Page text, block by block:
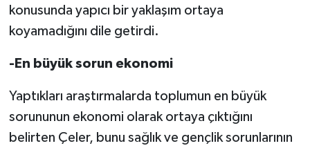
konusunda yapıcı bir yaklaşım ortaya
koyamadığını dile getirdi.
-En büyük sorun ekonomi
Yaptıkları araştırmalarda toplumun en büyük
sorununun ekonomi olarak ortaya çıktığını
belirten Çeler, bunu sağlık ve gençlik sorunlarının